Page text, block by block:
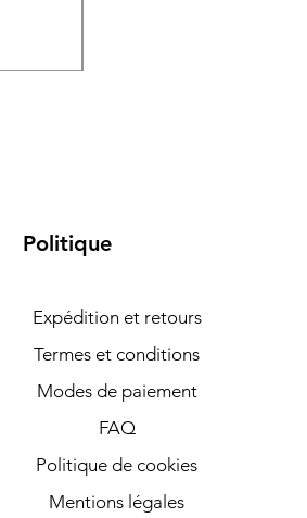
Politique
Expédition et retours
Termes et conditions
Modes de paiement
FAQ
Politique de cookies
Mentions légales